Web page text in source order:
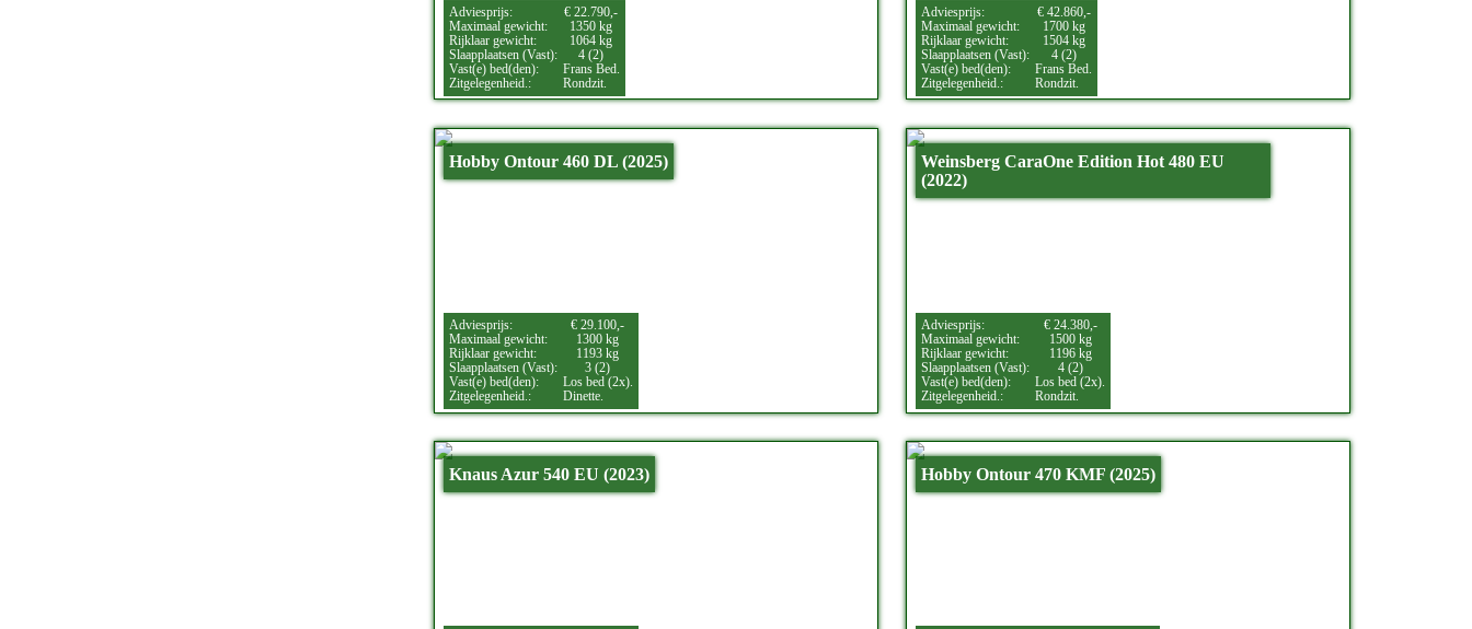
Adviesprijs:
€ 22.790,-
Maximaal gewicht:
1350 kg
Rijklaar gewicht:
1064 kg
Slaapplaatsen (Vast):
4 (2)
Vast(e) bed(den):
Frans Bed.
Zitgelegenheid.:
Rondzit.
Adviesprijs:
€ 42.860,-
Maximaal gewicht:
1700 kg
Rijklaar gewicht:
1504 kg
Slaapplaatsen (Vast):
4 (2)
Vast(e) bed(den):
Frans Bed.
Zitgelegenheid.:
Rondzit.
Hobby Ontour 460 DL (2025)
Adviesprijs:
€ 29.100,-
Maximaal gewicht:
1300 kg
Rijklaar gewicht:
1193 kg
Slaapplaatsen (Vast):
3 (2)
Vast(e) bed(den):
Los bed (2x).
Zitgelegenheid.:
Dinette.
Weinsberg CaraOne Edition Hot 480 EU
(2022)
Adviesprijs:
€ 24.380,-
Maximaal gewicht:
1500 kg
Rijklaar gewicht:
1196 kg
Slaapplaatsen (Vast):
4 (2)
Vast(e) bed(den):
Los bed (2x).
Zitgelegenheid.:
Rondzit.
Knaus Azur 540 EU (2023) Hobby Ontour 470 KMF (2025)